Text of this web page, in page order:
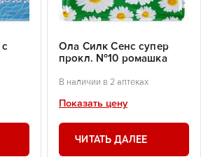
Ола Силк Сенс супер
прокл. №10 ромашка
В наличии в 2 аптеках
Показать цену
ЧИТАТЬ ДАЛЕЕ